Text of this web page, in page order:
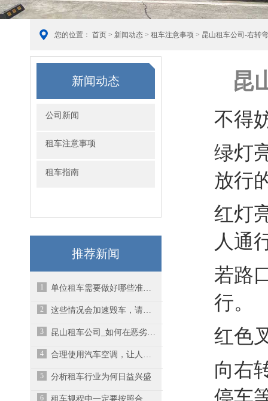
您的位置： 首页 > 新闻动态 > 租车注意事项 > 昆山租车公司-右转
新闻动态
公司新闻
租车注意事项
租车指南
推荐新闻
1 单位租车需要做好哪些准备工作？-昆山汽车租赁
2 这些情况会加速毁车，请尽量避免
3 昆山租车公司_如何在恶劣天气里开车要注意安全
4 合理使用汽车空调，让人和车都能“健康”
5 分析租车行业为何日益兴盛
6 租车规程中一定要按照合同细节去使用汽车
昆
不得
绿灯
放行
红灯
人通
若路
行。
红色
向右